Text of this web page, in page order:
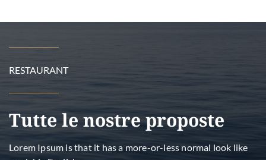
RESTAURANT
Tutte le nostre proposte
Lorem Ipsum is that it has a more-or-less normal look like